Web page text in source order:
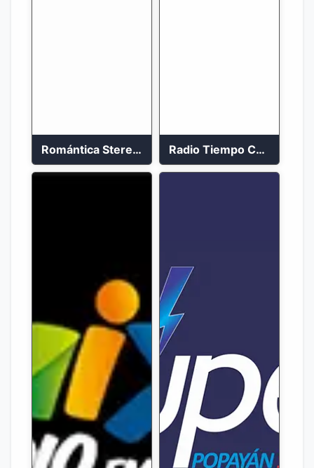
Romántica Stereo 88.1 FM Radio Tiempo Cali En Vivo 2023